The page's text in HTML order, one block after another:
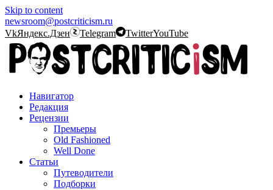
Skip to content
newsroom@postcriticism.ru
VkЯндекс.Дзен Telegram TwitterYouTube
Навигатор
Редакция
Рецензии
Премьеры
Old Fashioned
Well Done
Статьи
Путеводители
Подборки